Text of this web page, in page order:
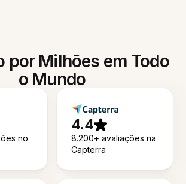
por Milhões em Todo
o Mundo
no
4.4
8.200+ avaliações na
Capterra